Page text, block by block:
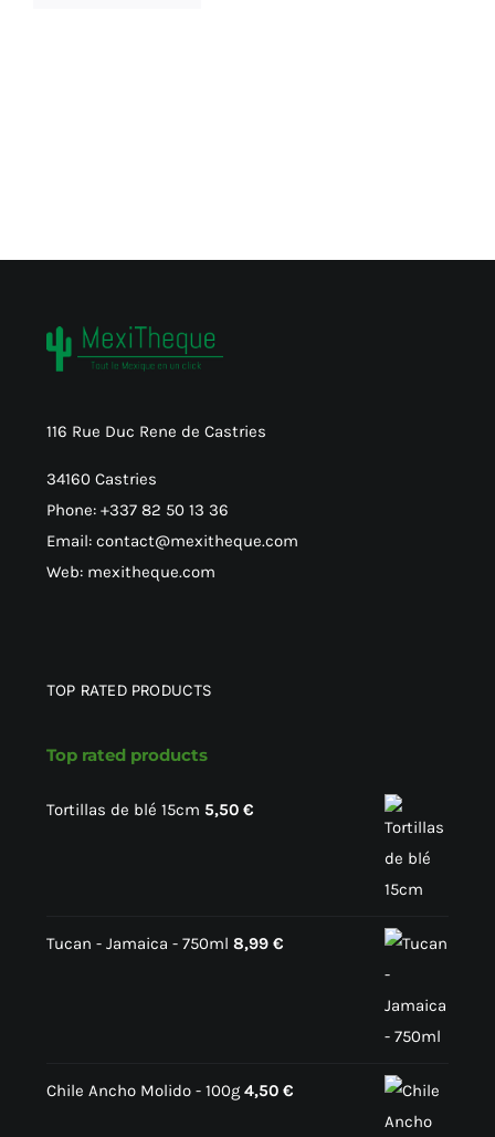
116 Rue Duc Rene de Castries
34160 Castries
Phone: +337 82 50 13 36
Email: contact@mexitheque.com
Web: mexitheque.com
TOP RATED PRODUCTS
Top rated products
Tortillas de blé 15cm 5,50 €
Tucan - Jamaica - 750ml 8,99 €
Chile Ancho Molido - 100g 4,50 €